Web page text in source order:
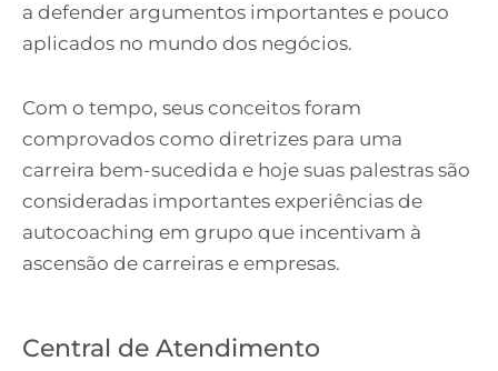
a defender argumentos importantes e pouco
aplicados no mundo dos negócios.
Com o tempo, seus conceitos foram
comprovados como diretrizes para uma
carreira bem-sucedida e hoje suas palestras são
consideradas importantes experiências de
autocoaching em grupo que incentivam à
ascensão de carreiras e empresas.
Central de Atendimento